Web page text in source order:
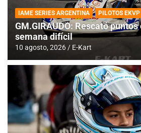
IAME SERIES ARGENTINA PILOTOS EKVP
GM.GIRAUDO: Rescató
semana difícil
10 agosto, 2026 E-Kart